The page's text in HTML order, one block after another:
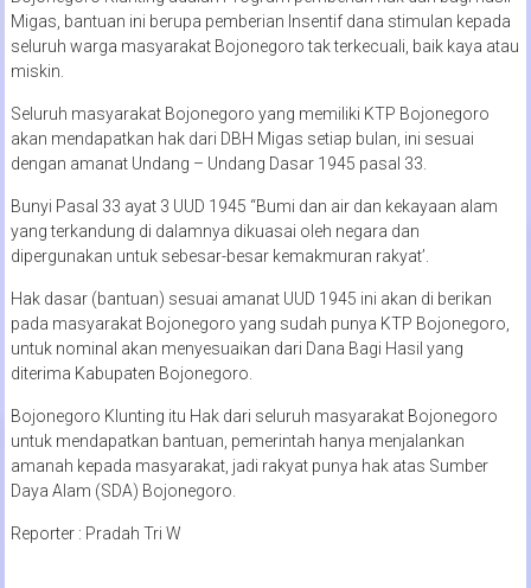
Migas, bantuan ini berupa pemberian Insentif dana stimulan kepada
seluruh warga masyarakat Bojonegoro tak terkecuali, baik kaya atau
miskin.
Seluruh masyarakat Bojonegoro yang memiliki KTP Bojonegoro
akan mendapatkan hak dari DBH Migas setiap bulan, ini sesuai
dengan amanat Undang – Undang Dasar 1945 pasal 33.
Bunyi Pasal 33 ayat 3 UUD 1945 “Bumi dan air dan kekayaan alam
yang terkandung di dalamnya dikuasai oleh negara dan
dipergunakan untuk sebesar-besar kemakmuran rakyat’.
Hak dasar (bantuan) sesuai amanat UUD 1945 ini akan di berikan
pada masyarakat Bojonegoro yang sudah punya KTP Bojonegoro,
untuk nominal akan menyesuaikan dari Dana Bagi Hasil yang
diterima Kabupaten Bojonegoro.
Bojonegoro Klunting itu Hak dari seluruh masyarakat Bojonegoro
untuk mendapatkan bantuan, pemerintah hanya menjalankan
amanah kepada masyarakat, jadi rakyat punya hak atas Sumber
Daya Alam (SDA) Bojonegoro.
Reporter : Pradah Tri W